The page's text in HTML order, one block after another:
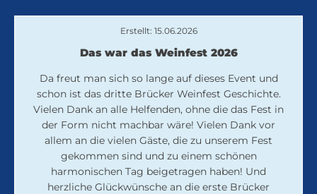
Erstellt: 15.06.2026
Das war das Weinfest 2026
Da freut man sich so lange auf dieses Event und
schon ist das dritte Brücker Weinfest Geschichte.
Vielen Dank an alle Helfenden, ohne die das Fest in
der Form nicht machbar wäre! Vielen Dank vor
allem an die vielen Gäste, die zu unserem Fest
gekommen sind und zu einem schönen
harmonischen Tag beigetragen haben! Und
herzliche Glückwünsche an die erste Brücker